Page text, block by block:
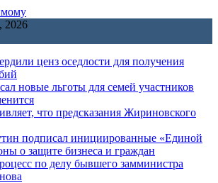
2026
ценз оседлости для получения
новые льготы для семей участников
что предсказания Жириновского
подписал инициированные «Единой
о защите бизнеса и граждан
по делу бывшего замминистра